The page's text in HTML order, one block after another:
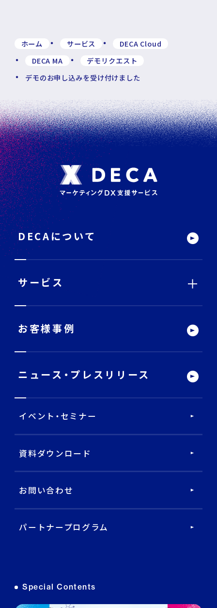
ホーム サービス
DECA Cloud
DECA MA
デモリクエスト
デモのお申し込みを受け付けました
フ
ッ
タ
ー
サ
イ
ト
内
DECAについて
サービス
サービストップ
戦略・分析・実行 支援
DECA Marketing Agent
DECA Service Agent
データ基盤・マーケティングツール
DECA オンライン接客
お客様事例
ニュース・ プレスリリース
イベント・セミナー
資料ダウンロード
お問い合わせ
パートナープログラム
Special Contents